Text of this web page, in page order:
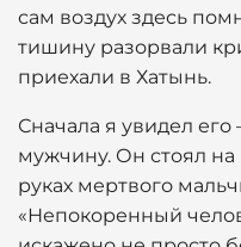
сам воздух здесь
тишину разорвали
приехали в Хатынь.
Сначала я увидел
мужчину. Он стоял на
руках мертвого
«Непокоренный